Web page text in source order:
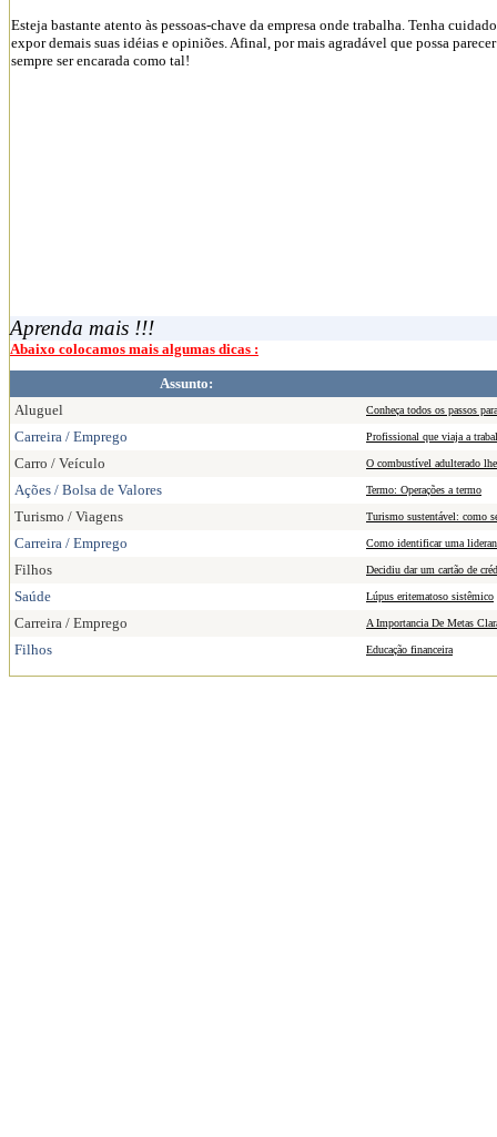
Esteja bastante atento às pessoas-chave da empresa onde trabalha. Tenha
expor demais suas idéias e opiniões. Afinal, por mais agradável que possa
sempre ser encarada como tal!
Aprenda mais !!!
Abaixo colocamos mais algumas dicas :
Assunto:
Aluguel
Conheça todos os passos
Carreira / Emprego Profissional que viaja a
Carro / Veículo O combustível adulterado
Ações / Bolsa de Valores Termo: Operações a termo
Turismo / Viagens Turismo sustentável: como
Carreira / Emprego Como identificar uma
Filhos Decidiu dar um cartão de
Saúde Lúpus eritematoso sistêmico
Carreira / Emprego A Importancia De Metas
Filhos Educação financeira